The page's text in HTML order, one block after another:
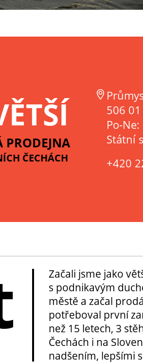
ČECHÁCH
506 01
Po-
Státní
+420
Začali jsme jako
s podnikavým
městě a začal
potřeboval první
než 15 letech, 3
Čechách i na
nadšením, lepšími